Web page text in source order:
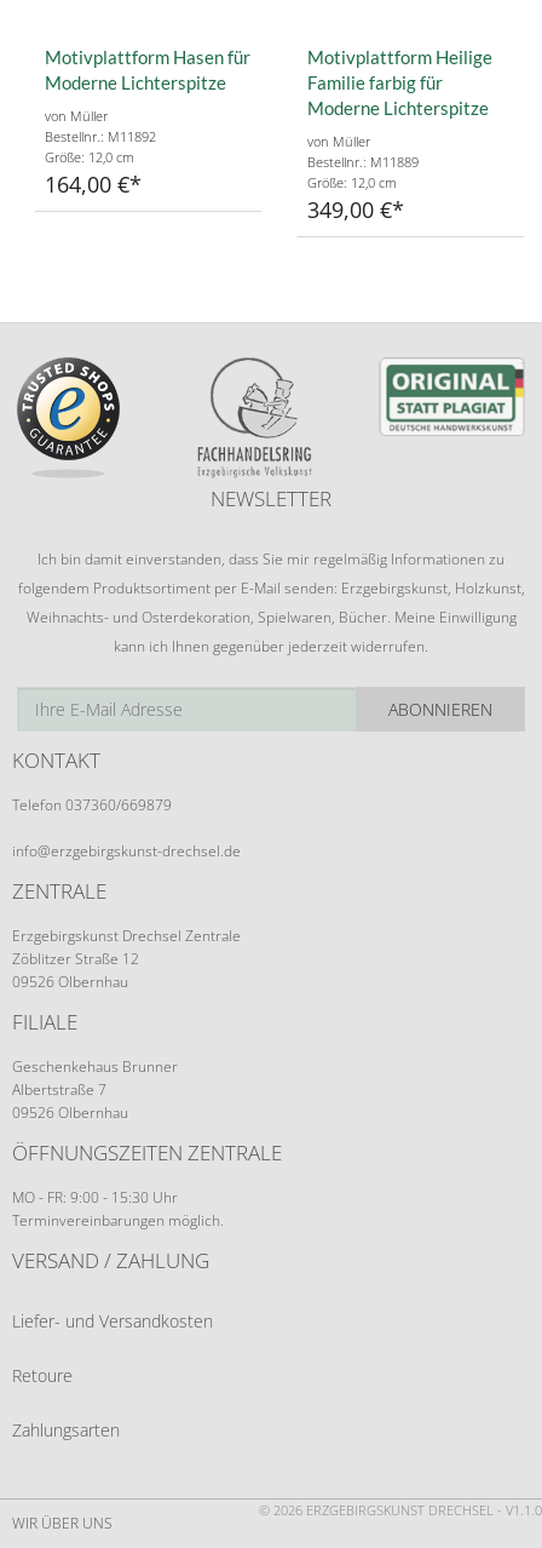
Motivplattform Hasen für
Moderne Lichterspitze
von Müller
Bestellnr.: M11892
Größe: 12,0 cm
164,00 €
Motivplattform Heilige
Familie farbig für
Moderne Lichterspitze
von Müller
Bestellnr.: M11889
Größe: 12,0 cm
349,00 €
NEWSLETTER
Ich bin damit einverstanden, dass Sie mir regelmäßig Informationen zu
folgendem Produktsortiment per E-Mail senden: Erzgebirgskunst, Holzkunst,
Weihnachts- und Osterdekoration, Spielwaren, Bücher. Meine Einwilligung
kann ich Ihnen gegenüber jederzeit widerrufen.
ABONNIEREN
KONTAKT
Telefon 037360/669879
info@erzgebirgskunst-drechsel.de
ZENTRALE
Erzgebirgskunst Drechsel Zentrale
Zöblitzer Straße 12
09526 Olbernhau
FILIALE
Geschenkehaus Brunner
Albertstraße 7
09526 Olbernhau
ÖFFNUNGSZEITEN ZENTRALE
MO - FR: 9:00 - 15:30 Uhr
Terminvereinbarungen möglich.
VERSAND / ZAHLUNG
Liefer- und Versandkosten
Retoure
Zahlungsarten
© 2026 ERZGEBIRGSKUNST DRECHSEL - V1.1.0
WIR ÜBER UNS